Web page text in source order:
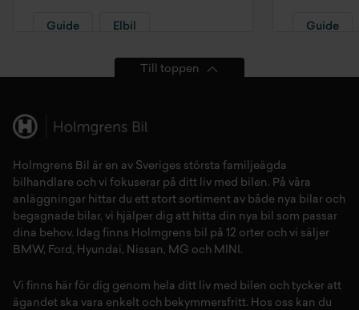
Guide Elbil Guide
Till toppen
Holmgrens Bil är en av Sveriges största familjeägda
bilhandlare och vi fokuserar på ditt liv med bilen. På våra
anläggningar hittar du ett stort sortiment av både nya bilar och
begagnade bilar, vi hjälper dig att hitta din nya bil som passar
dina behov. Idag finns Holmgrens bil på 12 orter och vi säljer
BMW, Ford, Hyundai, Nissan , MG och MINI.
Vi finns här för dig genom hela ditt liv med bilen och tycker att
ägandet ska vara enkelt och bekymmersfritt. Hos oss kan du